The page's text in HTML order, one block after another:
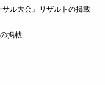
ル大会』リザルトの掲載
掲載